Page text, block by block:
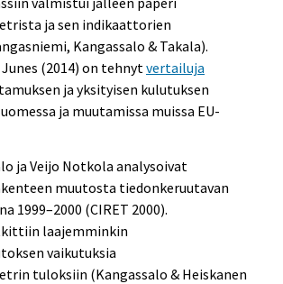
ja sen indikaattorien
Kangassalo & Takala).
(2014) on tehnytvertailuja
ja yksityisen kulutuksen
ja muutamissa muissa EU-
ja Veijo Notkola analysoivat
muutosta tiedonkeruutavan
1999–2000 (CIRET 2000).
laajemminkin
vaikutuksia
tuloksiin (Kangassalo & Heiskanen